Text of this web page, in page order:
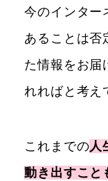
今のインター
あることは否
た情報をお届
れればと考え
これまでの人
動き出すこと